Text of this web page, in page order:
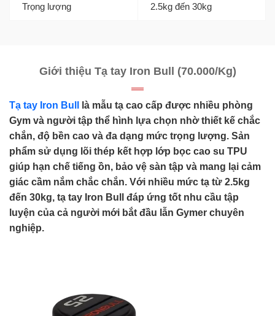
Trọng lượng 2.5kg đến 30kg
Giới thiệu Tạ tay Iron Bull (70.000/Kg)
Tạ tay Iron Bull
là mẫu tạ cao cấp được nhiều phòng
Gym và người tập thể hình lựa chọn nhờ thiết kế chắc
chắn, độ bền cao và đa dạng mức trọng lượng. Sản
phẩm sử dụng lõi thép kết hợp lớp bọc cao su TPU
giúp hạn chế tiếng ồn, bảo vệ sàn tập và mang lại cảm
giác cầm nắm chắc chắn. Với nhiều mức tạ từ 2.5kg
đến 30kg, tạ tay Iron Bull đáp ứng tốt nhu cầu tập
luyện của cả người mới bắt đầu lẫn Gymer chuyên
nghiệp.